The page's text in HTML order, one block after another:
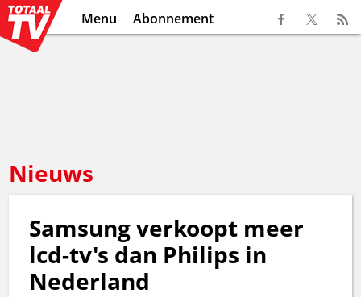
Menu Abonnement
Nieuws
Samsung verkoopt meer
lcd-tv's dan Philips in
Nederland